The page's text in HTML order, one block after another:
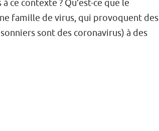
ce contexte ? Qu’est-ce que le
famille de virus, qui provoquent des
sont des coronavirus) à des